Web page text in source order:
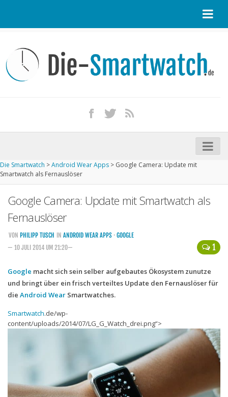
Kontakt / Tipp geben
Impressum
iPhone kaufen
Startseite
Kommende Smartwatches
Handytarife
Smartphonetarife
Datentarife
o2
Datentarife
Flatrate-Prepaidtarife
Die Smartwatch >Android Wear Apps > Google Camera: Update mit
Smartwatch als Fernauslöser
Google Camera: Update mit Smartwatch als
Fernauslöser
1
VON PHILIPP TUSCH IN ANDROID WEAR APPS · GOOGLE
— 10 JULI 2014 UM 21:20—
Google macht sich sein selber aufgebautes Ökosystem zunutze
und bringt über ein frisch verteiltes Update den Fernauslöser für
die Android Wear Smartwatches.
Smartwatch.de/wp-
content/uploads/2014/07/LG_G_Watch_drei.png“>